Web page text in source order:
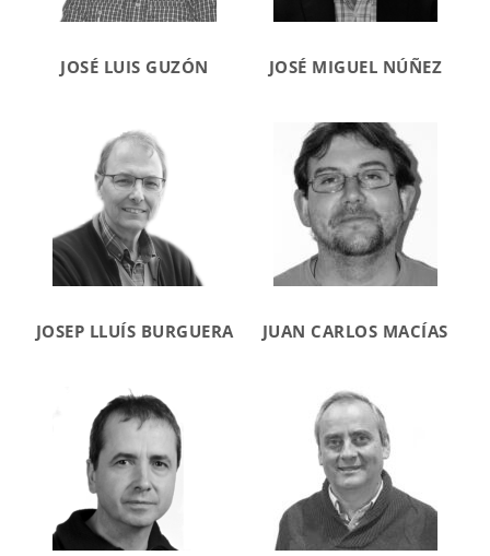
JOSÉ LUIS GUZÓN JOSÉ MIGUEL NÚÑEZ
JOSEP LLUÍS BURGUERA JUAN CARLOS MACÍAS